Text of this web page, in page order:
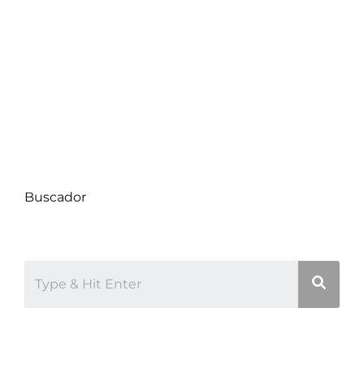
Buscador